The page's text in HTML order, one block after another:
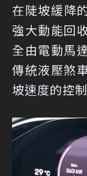
在陡坡緩降
強大動能回
全由電動馬
傳統液壓煞
坡速度的控